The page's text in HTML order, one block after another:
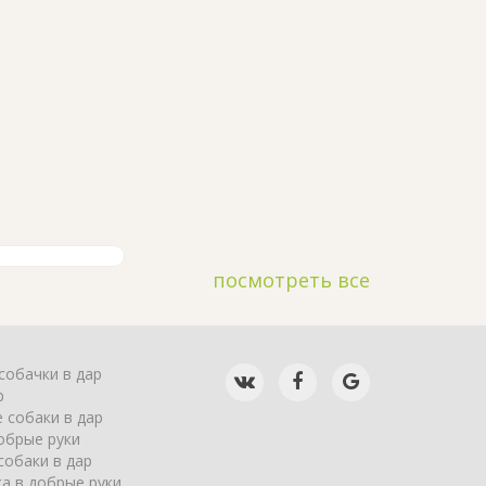
посмотреть все
в дар
собаки в дар
руки
в дар